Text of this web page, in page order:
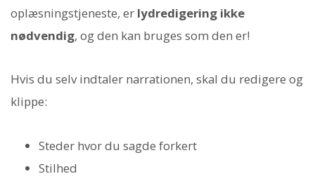
oplæsningstjeneste, er lydredigering ikke
nødvendig, og den kan bruges som den er!
Hvis du selv indtaler narrationen, skal du redigere og
klippe:
Steder hvor du sagde forkert
Stilhed